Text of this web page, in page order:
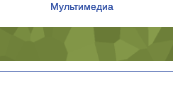
Мультимедиа
Мультимедиа